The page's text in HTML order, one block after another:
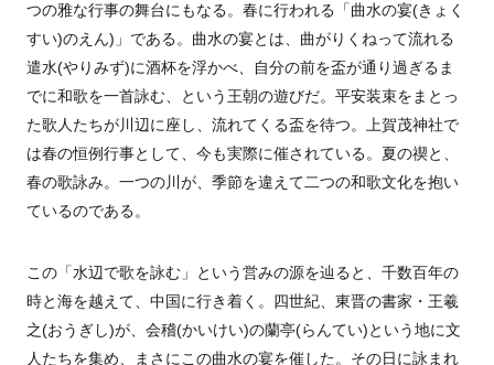
つの雅な行事の舞台にもなる。春に行われる「曲水の宴(きょく
すい)のえん)」である。曲水の宴とは、曲がりくねって流れる
遣水(やりみず)に酒杯を浮かべ、自分の前を盃が通り過ぎるま
でに和歌を一首詠む、という王朝の遊びだ。平安装束をまとっ
た歌人たちが川辺に座し、流れてくる盃を待つ。上賀茂神社で
は春の恒例行事として、今も実際に催されている。夏の禊と、
春の歌詠み。一つの川が、季節を違えて二つの和歌文化を抱い
ているのである。
この「水辺で歌を詠む」という営みの源を辿ると、千数百年の
時と海を越えて、中国に行き着く。四世紀、東晋の書家・王羲
之(おうぎし)が、会稽(かいけい)の蘭亭(らんてい)という地に文
人たちを集め、まさにこの曲水の宴を催した。その日に詠まれ